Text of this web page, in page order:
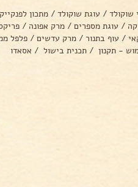
שוקולד / עוגת שוקולד / מתכון לפנקייק
/ עוגת מספרים / מרק אפונה /
/ עוף בתנור / מרק עדשים / פלפל
- תקנון / תכנית בישול / אסאדו